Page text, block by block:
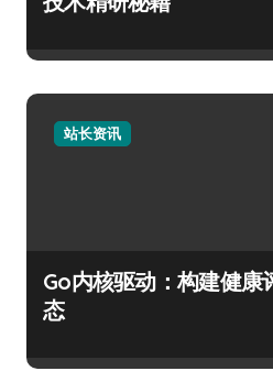
站长资讯
Go内核驱动：构建健康
态